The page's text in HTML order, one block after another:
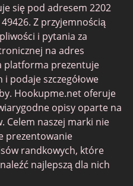
się pod adresem 2202
Z przyjemnością
i pytania za
na adres
platforma prezentuje
podaje szczegółowe
Hookupme.net oferuje
opisy oparte na
Celem naszej marki nie
prezentowanie
randkowych, które
najlepszą dla nich